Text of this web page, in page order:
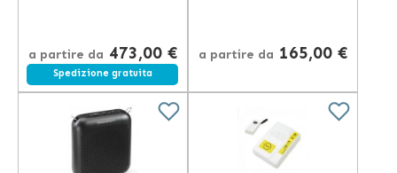
a partire da 473,00 €
Spedizione gratuita
a partire da 165,00 €